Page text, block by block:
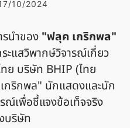
10/2024
นำของ "ฟลุค เกริกพล"
ะแสวิพากษ์วิจารณ์เกี่ยว
ย บริษัท BHIP (ไทย
กริกพล" นักแสดงและนัก
ณ์เพื่อชี้แจงข้อเท็จจริง
บริษัท